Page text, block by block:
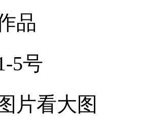
品
号
看大图